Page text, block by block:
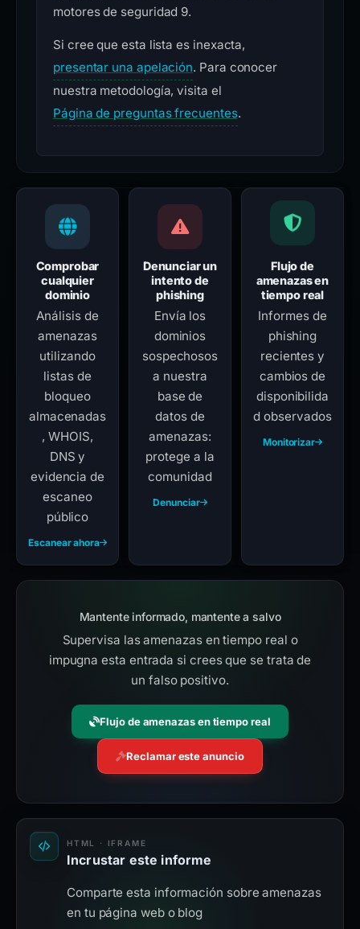
motores de seguridad 9.
Si cree que esta lista es inexacta,
presentar una apelación. Para conocer
nuestra metodología, visita el
Página de preguntas frecuentes.
Comprobar
cualquier
dominio
Análisis de
amenazas
utilizando
listas de
bloqueo
almacenadas
, WHOIS,
DNS y
evidencia de
escaneo
público
Escanear ahora
Denunciar un
intento de
phishing
Envía los
dominios
sospechosos
a nuestra
base de
datos de
amenazas:
protege a la
comunidad
Denunciar
Flujo de
amenazas en
tiempo real
Informes de
phishing
recientes y
cambios de
disponibilida
d observados
Monitorizar
Mantente informado, mantente a salvo
Supervisa las amenazas en tiempo real o
impugna esta entrada si crees que se trata de
un falso positivo.
Flujo de amenazas en tiempo real
Reclamar este anuncio
HTML · IFRAME
Incrustar este informe
Comparte esta información sobre amenazas
en tu página web o blog